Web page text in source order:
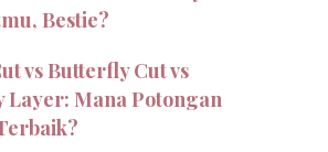
Bestie?
vs Butterfly Cut vs
Layer: Mana Potongan